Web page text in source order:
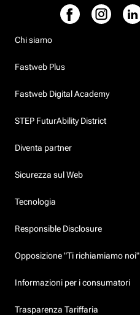
Chi siamo
Fastweb Plus
Fastweb Digital Academy
STEP FuturAbility District
Diventa partner
Sicurezza sul Web
Tecnologia
Responsible Disclosure
Opposizione "Ti richiamiamo noi"
Informazioni per i consumatori
Trasparenza Tariffaria